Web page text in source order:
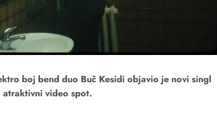
boj bend duo Buč Kesidi objavio je novi singl
video spot.